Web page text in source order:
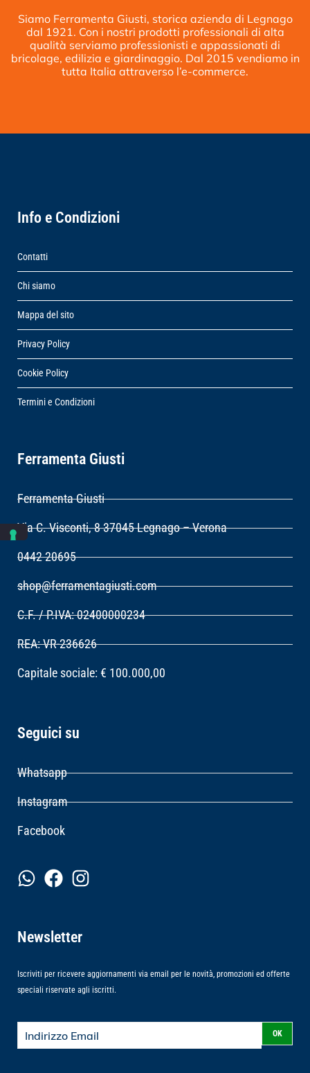
Siamo Ferramenta Giusti, storica azienda di Legnago
dal 1921. Con i nostri prodotti professionali di alta
qualità serviamo professionisti e appassionati di
bricolage, edilizia e giardinaggio. Dal 2015 vendiamo in
tutta Italia attraverso l’e-commerce.
Info e Condizioni
Contatti
Chi siamo
Mappa del sito
Privacy Policy
Cookie Policy
Termini e Condizioni
Ferramenta Giusti
Ferramenta Giusti
Via C. Visconti, 8 37045 Legnago – Verona
0442 20695
shop@ferramentagiusti.com
C.F. / P.IVA: 02400000234
REA: VR-236626
Capitale sociale: € 100.000,00
Seguici su
Whatsapp
Instagram
Facebook
Newsletter
Iscriviti per ricevere aggiornamenti via email per le novità, promozioni ed offerte
speciali riservate agli iscritti.
OK